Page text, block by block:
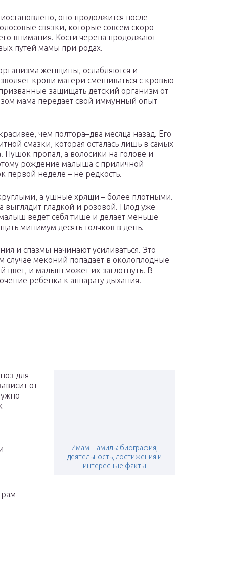
оно продолжится после
связки, которые совсем скоро
внимания. Кости черепа продолжают
путей мамы при родах.
женщины, ослабляются и
крови матери смешиваться с кровью
защищать детский организм от
мама передает свой иммунный опыт
чем полтора–два месяца назад. Его
смазки, которая осталась лишь в самых
пропал, а волосики на голове и
рождение малыша с приличной
неделе – не редкость.
а ушные хрящи – более плотными.
выглядит гладкой и розовой. Плод уже
ведет себя тише и делает меньше
минимум десять толчков в день.
и спазмы начинают усиливаться. Это
меконий попадает в околоплодные
цвет, и малыш может их заглотнуть. В
ребенка к аппарату дыхания.
Имам шамиль: биография,
деятельность, достижения и
интересные факты
для
от